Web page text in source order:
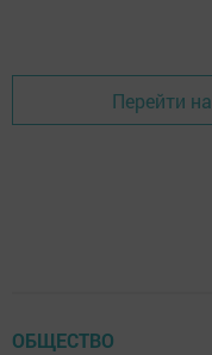
Перейти
ОБЩЕСТВО